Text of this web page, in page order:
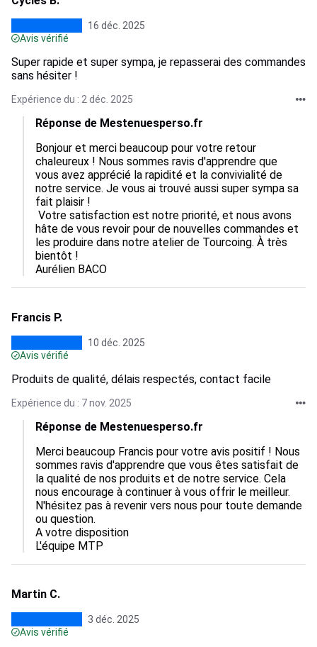
16 déc. 2025
Avis vérifié
Super rapide et super sympa, je repasserai des commandes
sans hésiter !
Expérience du : 2 déc. 2025
Réponse de Mestenuesperso.fr
Bonjour et merci beaucoup pour votre retour
chaleureux ! Nous sommes ravis d'apprendre que
vous avez apprécié la rapidité et la convivialité de
notre service. Je vous ai trouvé aussi super sympa sa
fait plaisir !
hâte de vous revoir pour de nouvelles commandes et
les produire dans notre atelier de Tourcoing. À très
bientôt !
Aurélien BACO
Francis P.
10 déc. 2025
Avis vérifié
Produits de qualité, délais respectés, contact facile
Expérience du : 7 nov. 2025
Réponse de Mestenuesperso.fr
Merci beaucoup Francis pour votre avis positif ! Nous
sommes ravis d'apprendre que vous êtes satisfait de
la qualité de nos produits et de notre service. Cela
nous encourage à continuer à vous offrir le meilleur.
N'hésitez pas à revenir vers nous pour toute demande
ou question.
A votre disposition
L'équipe MTP
Martin C.
3 déc. 2025
Avis vérifié